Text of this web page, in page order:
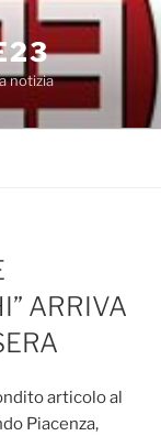
notizia
ARRIVA
articolo al
Piacenza,